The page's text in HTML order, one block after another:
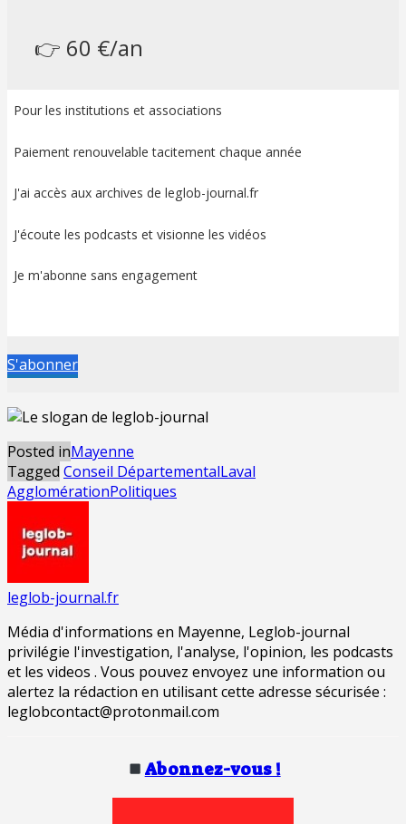
👉 60 €/an
Pour les institutions et associations
Paiement renouvelable tacitement chaque année
J'ai accès aux archives de leglob-journal.fr
J'écoute les podcasts et visionne les vidéos
Je m'abonne sans engagement
S'abonner
Posted inMayenne
Tagged Conseil DépartementalLaval
AgglomérationPolitiques
leglob-journal.fr
Média d'informations en Mayenne, Leglob-journal
privilégie l'investigation, l'analyse, l'opinion, les podcasts
et les videos . Vous pouvez envoyez une information ou
alertez la rédaction en utilisant cette adresse sécurisée :
leglobcontact@protonmail.com
Abonnez-vous !